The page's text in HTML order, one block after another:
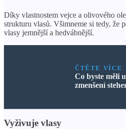
Díky vlastnostem vejce a olivového
strukturu vlasů. Všimneme si tedy, že
vlasy jemnější a hedvábnější.
ČTĚTE VÍCE
Co byste měli
zmenšení
Vyživuje vlasy